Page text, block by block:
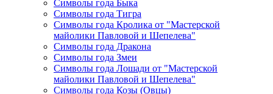
Символы года Быка
Символы года Тигра
Символы года Кролика от "Мастерской
майолики Павловой и Шепелева"
Символы года Дракона
Символы года Змеи
Символы года Лошади от "Мастерской
майолики Павловой и Шепелева"
Символы года Козы (Овцы)